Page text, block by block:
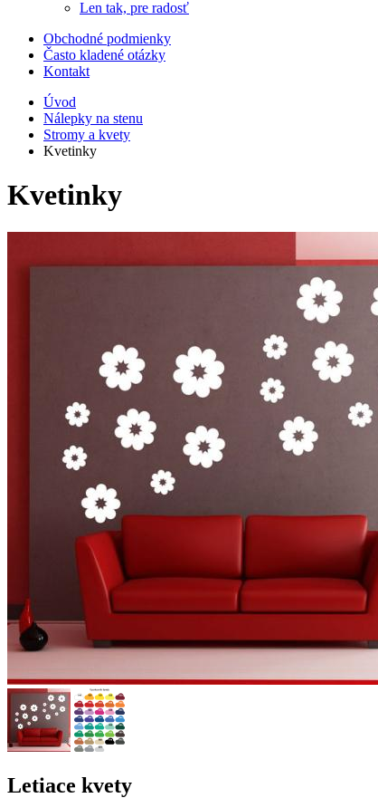
Len tak, pre radosť
Obchodné podmienky
Často kladené otázky
Kontakt
Úvod
Nálepky na stenu
Stromy a kvety
Kvetinky
Kvetinky
Letiace kvety